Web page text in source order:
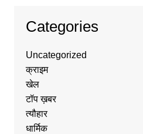
Categories
Uncategorized
क्राइम
खेल
टॉप ख़बर
त्यौहार
धार्मिक